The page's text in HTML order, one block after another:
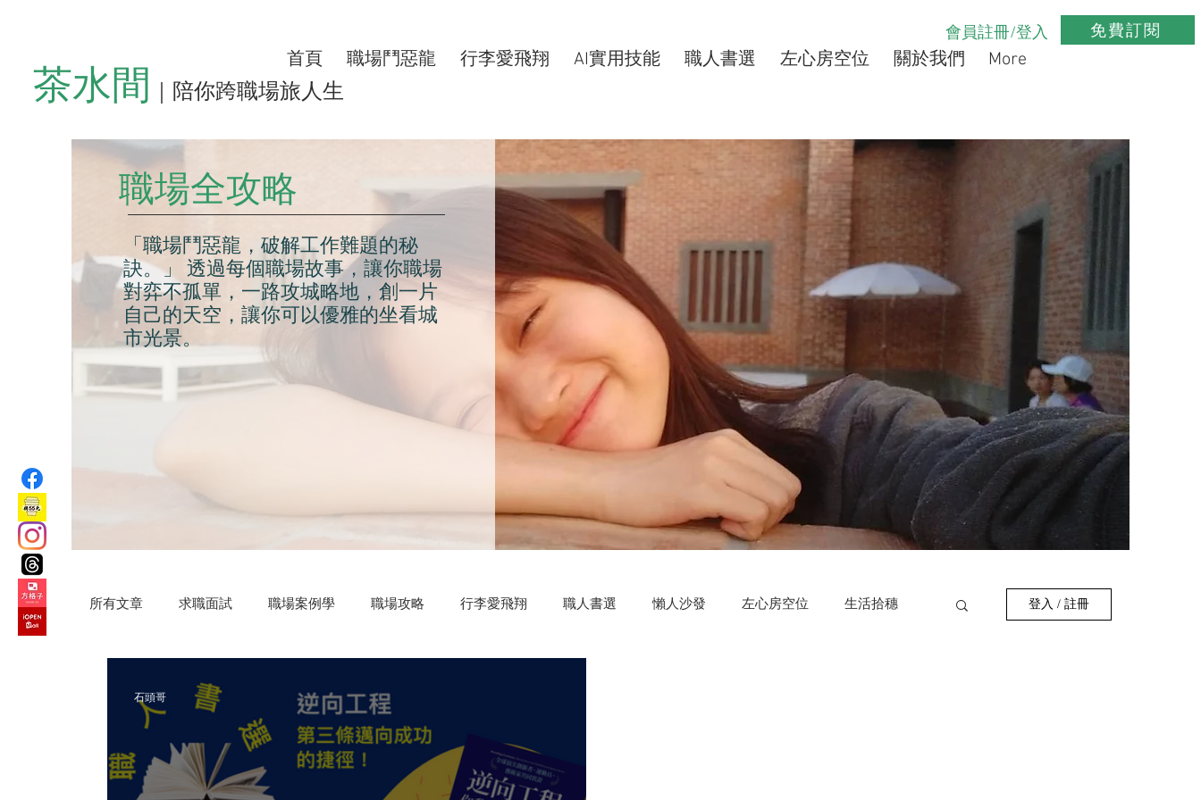
茶水間 ｜陪你跨職場旅人生
會員註冊/登入 免費訂閱
首頁 職場鬥惡龍 行李愛飛翔 AI實用技能 職人書選 左心房空位 關於我們 More
職場全攻略
「職場鬥惡龍，破解工作難題的秘
訣。」 透過每個職場故事，讓你職場
對弈不孤單，一路攻城略地，創一片
自己的天空，讓你可以優雅的坐看城
市光景。
所有文章 求職面試 職場案例學 職場攻略 行李愛飛翔 職人書選 懶人沙發 左心房空位 生活拾穗
Practical AI skills 新竹旅遊
登入 / 註冊
石頭哥